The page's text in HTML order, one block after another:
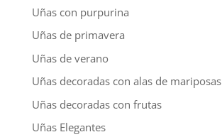
Uñas con purpurina
Uñas de primavera
Uñas de verano
Uñas decoradas con alas de mariposas
Uñas decoradas con frutas
Uñas Elegantes